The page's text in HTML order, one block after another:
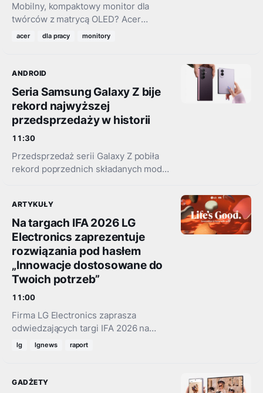
Mobilny, kompaktowy monitor dla
twórców z matrycą OLED? Acer
pokazuje, że profesjonalne narzędzia
serii ProDesigner jest…
acer dla pracy monitory
ANDROID
Seria Samsung Galaxy Z bije
rekord najwyższej
przedsprzedaży w historii
11:30
Przedsprzedaż serii Galaxy Z pobiła
rekord poprzednich składanych modeli
Galaxy Z Fold8 nadal zyskuje
popularność wśród…
ARTYKUŁY
Na targach IFA 2026 LG
Electronics zaprezentuje
rozwiązania pod hasłem
„Innowacje dostosowane do
Twoich potrzeb”
11:00
Firma LG Electronics zaprasza
odwiedzających targi IFA 2026 na
swoje stoisko w Berlinie. Wydarzenie
lg lgnews raport
GADŻETY